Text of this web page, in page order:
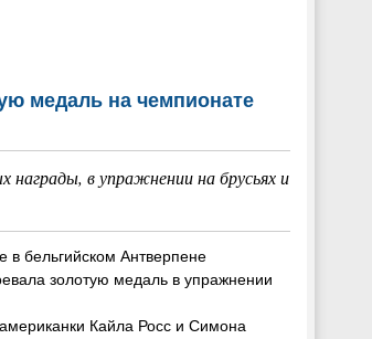
медаль на чемпионате
награды, в упражнении на брусьях и
в бельгийском Антверпене
золотую медаль в упражнении
Кайла Росс и Симона